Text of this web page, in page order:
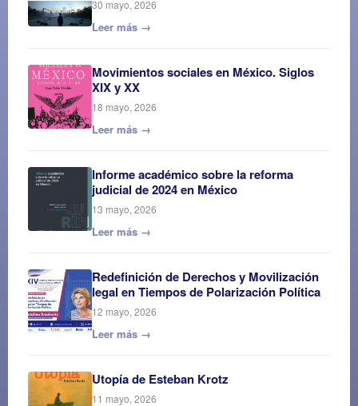
30 mayo, 2026
Leer más →
Movimientos sociales en México. Siglos
XIX y XX
18 mayo, 2026
Leer más →
Informe académico sobre la reforma
judicial de 2024 en México
13 mayo, 2026
Leer más →
Redefinición de Derechos y Movilización
legal en Tiempos de Polarización Política
12 mayo, 2026
Leer más →
Utopía de Esteban Krotz
11 mayo, 2026